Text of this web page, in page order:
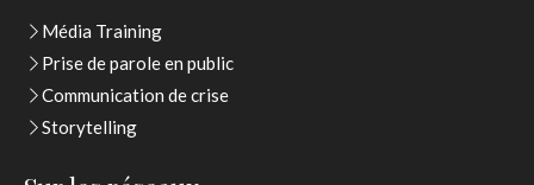
Média Training
Prise de parole en public
Communication de crise
Storytelling